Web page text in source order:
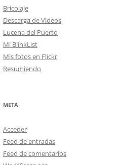
Bricolaje
Descarga de Videos
Lucena del Puerto
Mi BlinkList
Mis fotos en Flickr
Resumiendo
META
Acceder
Feed de entradas
Feed de comentarios